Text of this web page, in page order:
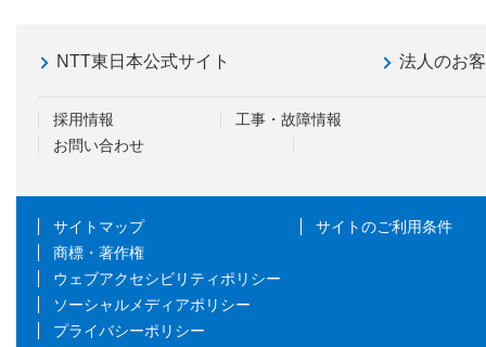
NTT東日本公式サイト 法人のお
採用情報
工事・故障情報
お問い合わせ
サイトマップ
サイトのご利用条件
商標・著作権
ウェブアクセシビリティポリシー
ソーシャルメディアポリシー
プライバシーポリシー